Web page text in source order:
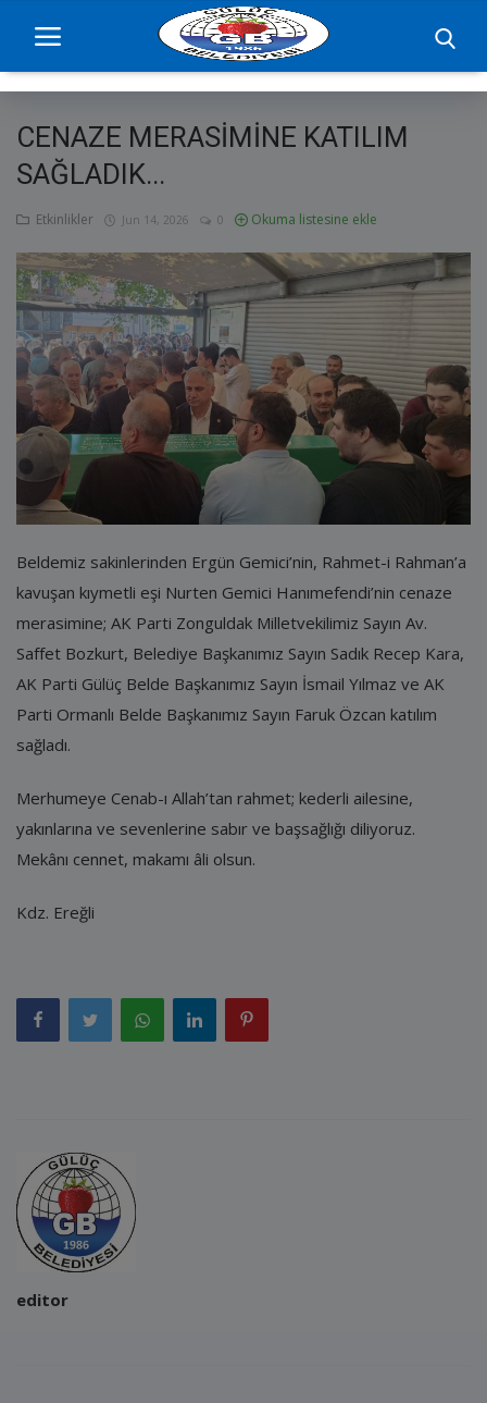
Ana Sayfa
Başkan
Yönetim
Hizmetler
Duyurular
Etkinlikler
E-Belediye
Giriş
CENAZE MERASİMİNE KATILIM
SAĞLADIK...
Etkinlikler Jun 14, 2026 0 Okuma listesine ekle
Beldemiz sakinlerinden Ergün Gemici’nin, Rahmet-i Rahman’a
kavuşan kıymetli eşi Nurten Gemici Hanımefendi’nin cenaze
merasimine; AK Parti Zonguldak Milletvekilimiz Sayın Av.
Saffet Bozkurt, Belediye Başkanımız Sayın Sadık Recep Kara,
AK Parti Gülüç Belde Başkanımız Sayın İsmail Yılmaz ve AK
Parti Ormanlı Belde Başkanımız Sayın Faruk Özcan katılım
sağladı.
Merhumeye Cenab-ı Allah’tan rahmet; kederli ailesine,
yakınlarına ve sevenlerine sabır ve başsağlığı diliyoruz.
Mekânı cennet, makamı âli olsun.
Kdz. Ereğli
editor